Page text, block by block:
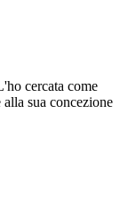
cercata come
sua concezione